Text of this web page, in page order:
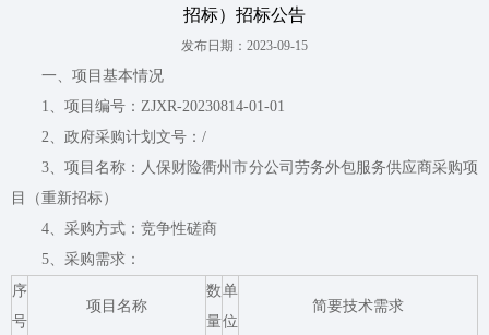
招标）招标公告
发布日期：2023-09-15
一、项目基本情况
1、项目编号：ZJXR-20230814-01-01
2、政府采购计划文号：/
3、项目名称：人保财险衢州市分公司劳务外包服务供应商采购项
目（重新招标）
4、采购方式：竞争性磋商
5、采购需求：
序
号
项目名称
数
量
单
位
简要技术需求